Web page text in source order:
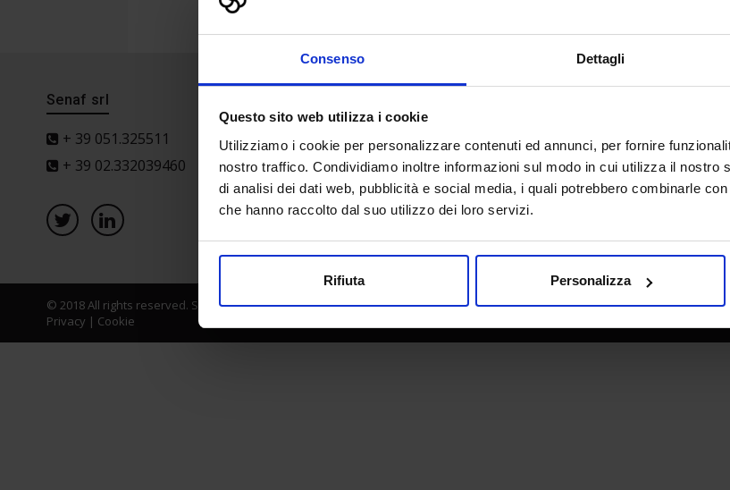
Consenso Dettagli
Questo sito web utilizza i cookie
Utilizziamo i cookie per personalizzare contenuti ed annunci, per fornire
nostro traffico. Condividiamo inoltre informazioni sul modo in cui utilizza il nostro
di analisi dei dati web, pubblicità e social media, i quali potrebbero combinarle
che hanno raccolto dal suo utilizzo dei loro servizi.
Rifiuta Personalizza
Senaf srl
+ 39 051.325511
+ 39 02.332039460
© 2018 All rights reserved. Senaf srl - Gruppo Tecniche Nuove Spa - P.IVA 06382730155 - C.F. 02213830371
Privacy | Cookie